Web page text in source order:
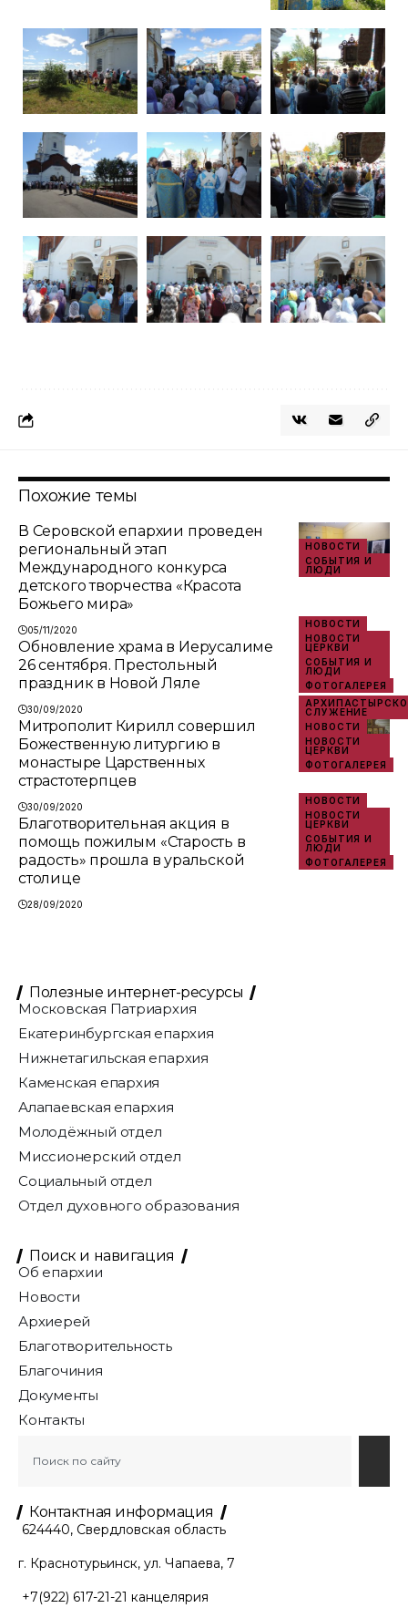
Похожие темы
НОВОСТИ
СОБЫТИЯ И
ЛЮДИ
В Серовской епархии проведен
региональный этап
Международного конкурса
детского творчества «Красота
Божьего мира»
05/11/2020
НОВОСТИ
НОВОСТИ
ЦЕРКВИ
СОБЫТИЯ И
ЛЮДИ
ФОТОГАЛЕРЕЯ
Обновление храма в Иерусалиме
26 сентября. Престольный
праздник в Новой Ляле
30/09/2020
СЛУЖЕНИЕ
НОВОСТИ
НОВОСТИ
ЦЕРКВИ
ФОТОГАЛЕРЕЯ
Митрополит Кирилл совершил
Божественную литургию в
монастыре Царственных
страстотерпцев
30/09/2020
НОВОСТИ
НОВОСТИ
ЦЕРКВИ
СОБЫТИЯ И
ЛЮДИ
ФОТОГАЛЕРЕЯ
Благотворительная акция в
помощь пожилым «Старость в
радость» прошла в уральской
столице
28/09/2020
Полезные интернет-ресурсы
Московская Патриархия
Екатеринбургская епархия
Нижнетагильская епархия
Каменская епархия
Алапаевская епархия
Молодёжный отдел
Миссионерский отдел
Социальный отдел
Отдел духовного образования
Поиск и навигация
Об епархии
Новости
Архиерей
Благотворительность
Благочиния
Документы
Контакты
Контактная информация
624440, Свердловская область
г. Краснотурьинск, ул. Чапаева, 7
+7(922) 617-21-21 канцелярия